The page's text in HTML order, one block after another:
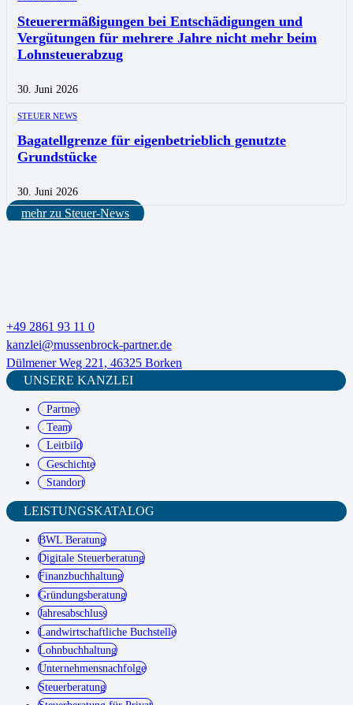
Steuerermäßigungen bei Entschädigungen und
Vergütungen für mehrere Jahre nicht mehr beim
Lohnsteuerabzug
30. Juni 2026
STEUER NEWS
Bagatellgrenze für eigenbetrieblich genutzte
Grundstücke
30. Juni 2026
mehr zu Steuer-News
+49 2861 93 11 0
kanzlei@mussenbrock-partner.de
Dülmener Weg 221, 46325 Borken
UNSERE KANZLEI
Partner
Team
Leitbild
Geschichte
Standort
LEISTUNGSKATALOG
BWL Beratung
Digitale Steuerberatung
Finanzbuchhaltung
Gründungsberatung
Jahresabschluss
Landwirtschaftliche Buchstelle
Lohnbuchhaltung
Unternehmensnachfolge
Steuerberatung